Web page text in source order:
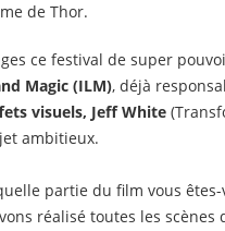
de Thor.
ce festival de super
Magic (ILM), déjà
visuels, Jeff White
ambitieux.
partie du film vous êtes-
réalisé toutes les